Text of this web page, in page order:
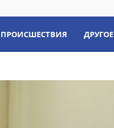
ПРОИСШЕСТВИЯ ДРУГОЕ